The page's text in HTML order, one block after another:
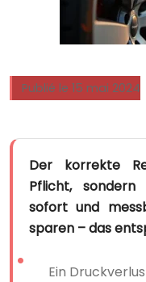
Publié le 15 mai 2024
Der korrekte
Pflicht,
sofort und
sparen – das
Ein